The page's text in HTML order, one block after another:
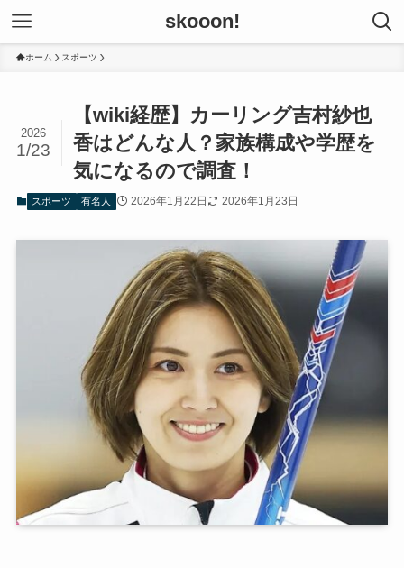
skooon!
ホーム スポーツ
【wiki経歴】カーリング吉村紗也
香はどんな人？家族構成や学歴を
気になるので調査！
2026
1/23
スポーツ 有名人 2026年1月22日 2026年1月23日